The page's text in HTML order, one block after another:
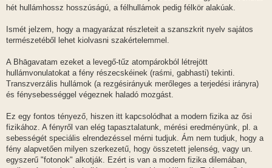
hét hullámhossz hosszúságú, a félhullámok pedig félkör alakúak.
Ismét jelzem, hogy a magyarázat részleteit a szanszkrit nyelv sajátos
természetéből lehet kiolvasni szakértelemmel.
A Bhāgavatam ezeket a levegő-tűz atompárokból létrejött
hullámvonulatokat a fény részecskéinek (raśmi, gabhasti) tekinti.
Transzverzális hullámok (a rezgésirányuk merőleges a terjedési irányra)
és fénysebességgel végeznek haladó mozgást.
Ez egy fontos tényező, hiszen itt kapcsolódhat a modern fizika az ősi
fizikához. A fényről van elég tapasztalatunk, mérési eredményünk, pl. a
sebességét speciális elrendezéssel mérni tudjuk. Ám nem tudjuk, hogy a
fény alapvetően milyen szerkezetű, hogy összetett jelenség, vagy un.
egyszerű "fotonok" alkotják. Ezért is van a modern fizika dilemában,